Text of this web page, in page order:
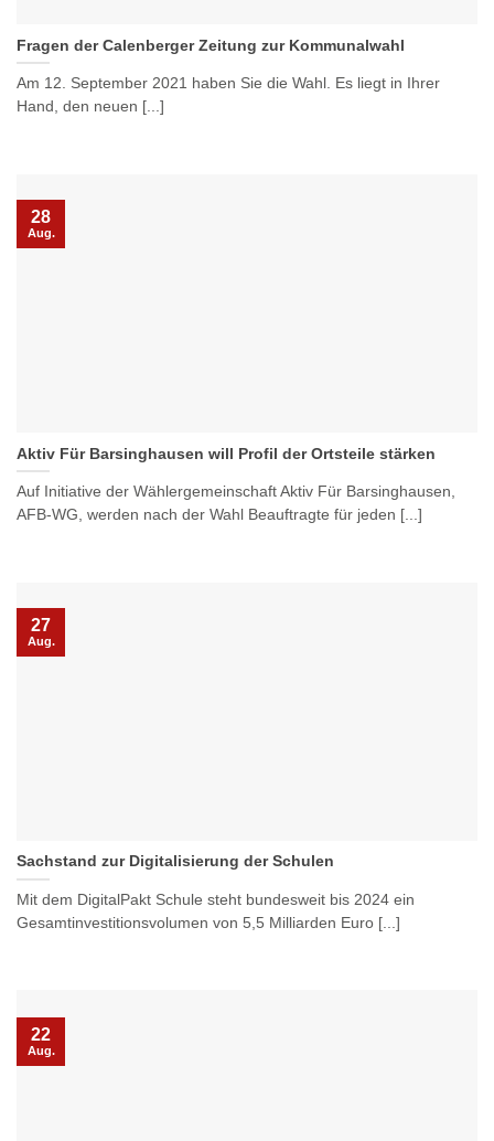
Fragen der Calenberger Zeitung zur Kommunalwahl
Am 12. September 2021 haben Sie die Wahl. Es liegt in Ihrer
Hand, den neuen [...]
Aktiv Für Barsinghausen will Profil der Ortsteile stärken
Auf Initiative der Wählergemeinschaft Aktiv Für Barsinghausen,
AFB-WG, werden nach der Wahl Beauftragte für jeden [...]
28
Aug.
Sachstand zur Digitalisierung der Schulen
Mit dem DigitalPakt Schule steht bundesweit bis 2024 ein
Gesamtinvestitionsvolumen von 5,5 Milliarden Euro [...]
27
Aug.
22
Aug.